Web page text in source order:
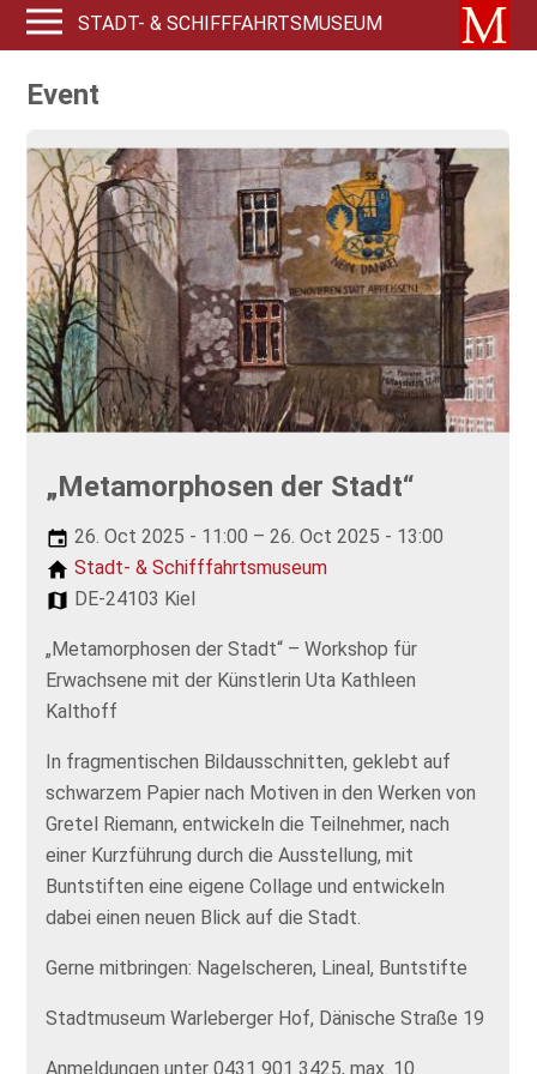
STADT- & SCHIFFFAHRTSMUSEUM
Event
„Metamorphosen der Stadt“
26. Oct 2025 - 11:00 – 26. Oct 2025 - 13:00
Stadt- & Schifffahrtsmuseum
DE-24103 Kiel
„Metamorphosen der Stadt“ – Workshop für
Erwachsene mit der Künstlerin Uta Kathleen
Kalthoff
In fragmentischen Bildausschnitten, geklebt auf
schwarzem Papier nach Motiven in den Werken von
Gretel Riemann, entwickeln die Teilnehmer, nach
einer Kurzführung durch die Ausstellung, mit
Buntstiften eine eigene Collage und entwickeln
dabei einen neuen Blick auf die Stadt.
Gerne mitbringen: Nagelscheren, Lineal, Buntstifte
Stadtmuseum Warleberger Hof, Dänische Straße 19
Anmeldungen unter 0431 901 3425, max. 10